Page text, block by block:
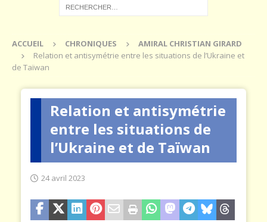
ACCUEIL CHRONIQUES
AMIRAL CHRISTIAN GIRARD
Relation et antisymétrie entre les situations de l’Ukraine et
de Taïwan
Relation et antisymétrie
entre les situations de
l’Ukraine et de Taïwan
24 avril 2023